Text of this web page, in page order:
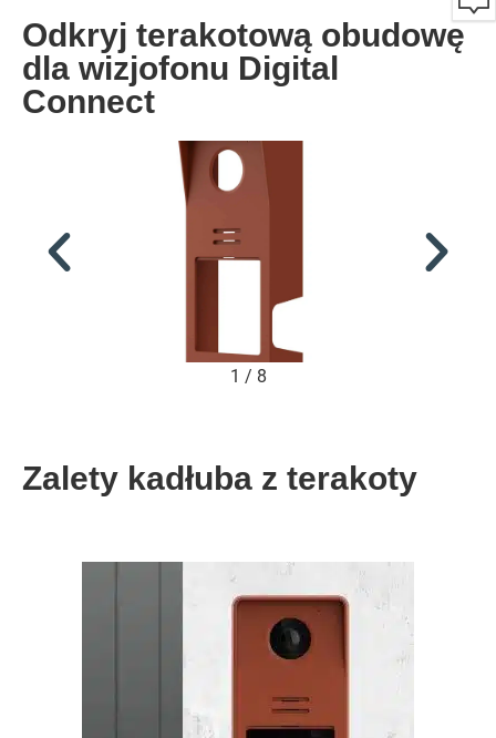
Odkryj terakotową obudowę
dla wizjofonu Digital
Connect
2 / 8
Zalety kadłuba z terakoty